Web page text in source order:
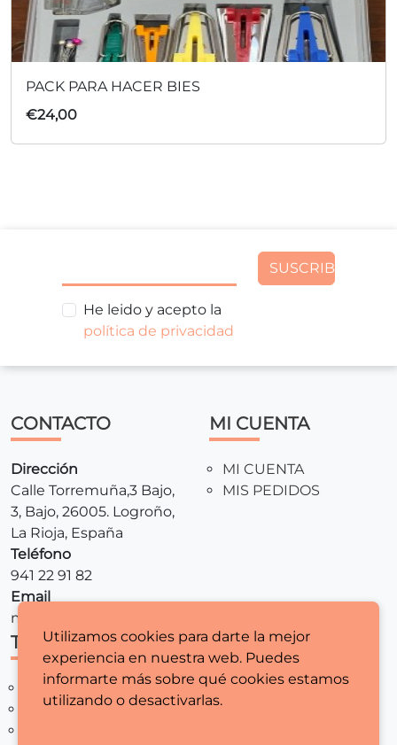
PACK PARA HACER BIES
€24,00
He leido y acepto la
política de privacidad
SUSCRIBIR
CONTACTO
Dirección
Calle Torremuña,3 Bajo,
3, Bajo, 26005. Logroño,
La Rioja, España
Teléfono
941 22 91 82
Email
mariamaquinasdecoser@gmail.com
MI CUENTA
MI CUENTA
MIS PEDIDOS
TIENDA
MAQUINAS DE COSER
REMALLADORAS
LEGALES
AVISO LEGAL
Utilizamos cookies para darte la mejor
experiencia en nuestra web. Puedes
informarte más sobre qué cookies estamos
utilizando o desactivarlas.